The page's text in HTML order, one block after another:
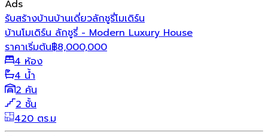
Ads
รับสร้างบ้านบ้านเดี่ยวลักชูรี่โมเดิร์น
บ้านโมเดิร์น ลักชูรี่ - Modern Luxury House
ราคาเริ่มต้น฿8,000,000
4 ห้อง
4 น้ำ
2 คัน
2 ชั้น
420 ตร.ม